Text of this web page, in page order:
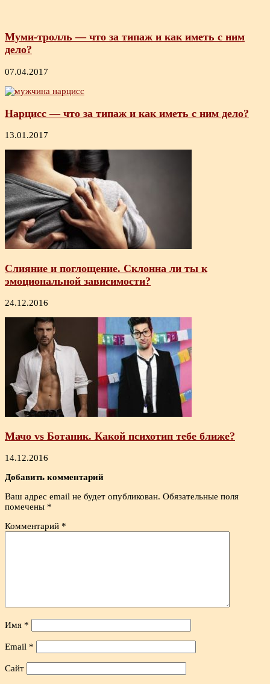
Муми-тролль — что за типаж и как иметь с ним
дело?
07.04.2017
Нарцисс — что за типаж и как иметь с ним дело?
13.01.2017
Слияние и поглощение. Склонна ли ты к
эмоциональной зависимости?
24.12.2016
Мачо vs Ботаник. Какой психотип тебе ближе?
14.12.2016
Добавить комментарий
Ваш адрес email не будет опубликован. Обязательные поля
помечены *
Комментарий *
Имя *
Email *
Сайт